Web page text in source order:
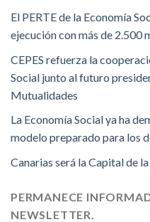
El PERTE de la Economía
ejecución con más de 2.500
CEPES refuerza la
Social junto al futuro
Mutualidades
La Economía Social ya ha
modelo preparado para los
Canarias será la Capital de
PERMANECE
NEWSLETTER.